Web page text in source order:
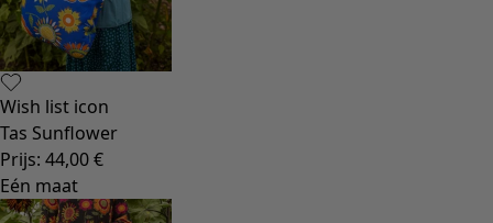
Wish list icon
Tas Sunflower
Prijs: 44,00 €
Eén maat